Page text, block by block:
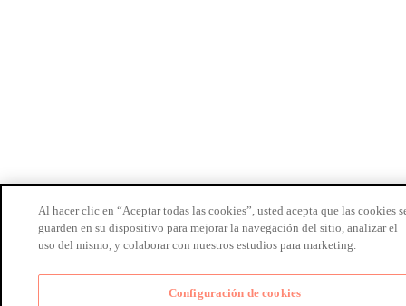
Al hacer clic en “Aceptar todas las cookies”, usted acepta que las cookies
guarden en su dispositivo para mejorar la navegación del sitio, analizar el
uso del mismo, y colaborar con nuestros estudios para marketing.
Configuración de cookies